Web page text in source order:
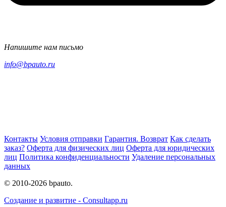
Напишите нам письмо
info@bpauto.ru
Контакты Условия отправки Гарантия. Возврат Как сделать
заказ? Оферта для физических лиц Оферта для юридических
лиц Политика конфиденциальности Удаление персональных
данных
© 2010-2026 bpauto.
Создание и развитие - Consultapp.ru